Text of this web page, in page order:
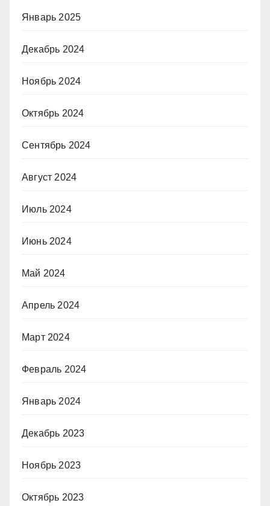
Январь 2025
Декабрь 2024
Ноябрь 2024
Октябрь 2024
Сентябрь 2024
Август 2024
Июль 2024
Июнь 2024
Май 2024
Апрель 2024
Март 2024
Февраль 2024
Январь 2024
Декабрь 2023
Ноябрь 2023
Октябрь 2023